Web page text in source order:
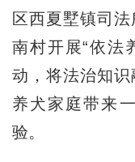
区西夏墅镇司
南村开展“依法
动，将法治知
养犬家庭带来
验。